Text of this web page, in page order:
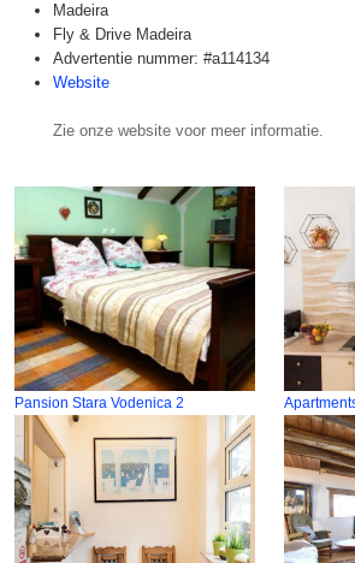
Madeira
Fly & Drive Madeira
Advertentie nummer: #a114134
Website
Zie onze website voor meer informatie.
Pansion Stara Vodenica 2